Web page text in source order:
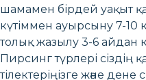
шамамен бірдей уақыт
күтіммен ауырсыну 7-10
толық жазылу 3-6 айдан
Пирсинг түрлері сіздің
тілектеріңізге және